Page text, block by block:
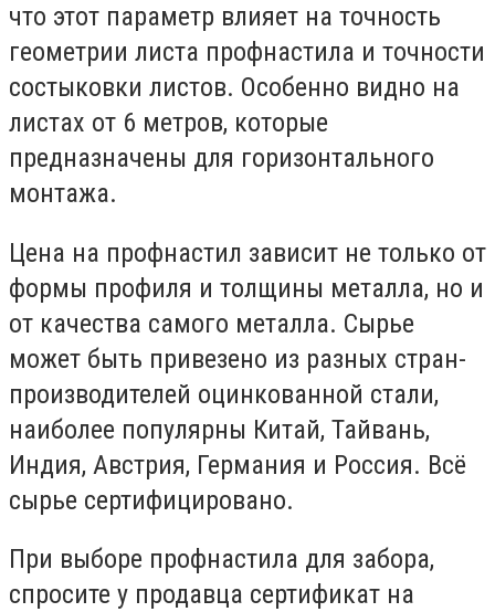
что этот параметр влияет на точность
геометрии листа профнастила и точности
состыковки листов. Особенно видно на
листах от 6 метров, которые
предназначены для горизонтального
монтажа.
Цена на профнастил зависит не только от
формы профиля и толщины металла, но и
от качества самого металла. Сырье
может быть привезено из разных стран-
производителей оцинкованной стали,
наиболее популярны Китай, Тайвань,
Индия, Австрия, Германия и Россия. Всё
сырье сертифицировано.
При выборе профнастила для забора,
спросите у продавца сертификат на